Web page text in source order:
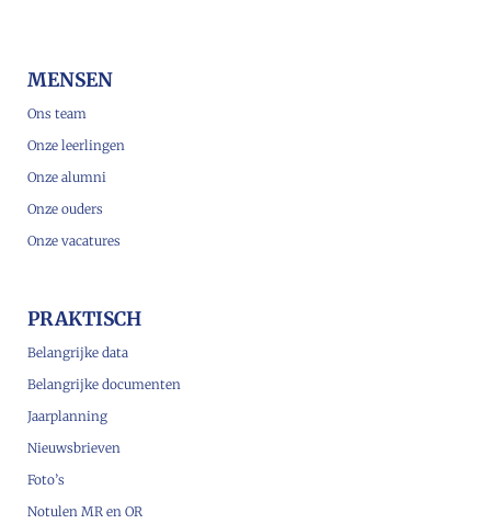
MENSEN
Ons team
Onze leerlingen
Onze alumni
Onze ouders
Onze vacatures
PRAKTISCH
Belangrijke data
Belangrijke documenten
Jaarplanning
Nieuwsbrieven
Foto’s
Notulen MR en OR